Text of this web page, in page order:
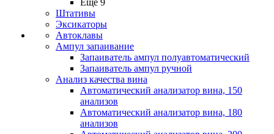
Ещё 9
Штативы
Эксикаторы
Автоклавы
Ампул запаивание
Запаиватель ампул полуавтоматический
Запаиватель ампул ручной
Анализ качества вина
Автоматический анализатор вина, 150
анализов
Автоматический анализатор вина, 180
анализов